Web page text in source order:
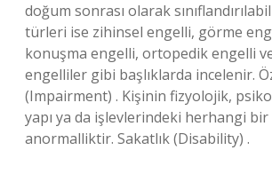
doğum sonrası olarak
türleri ise zihinsel engelli, görme
konuşma engelli, ortopedik engelli
engelliler gibi başlıklarda incelenir.
(Impairment) . Kişinin fizyolojik,
yapı ya da işlevlerindeki herhangi
anormalliktir. Sakatlık (Disability) .